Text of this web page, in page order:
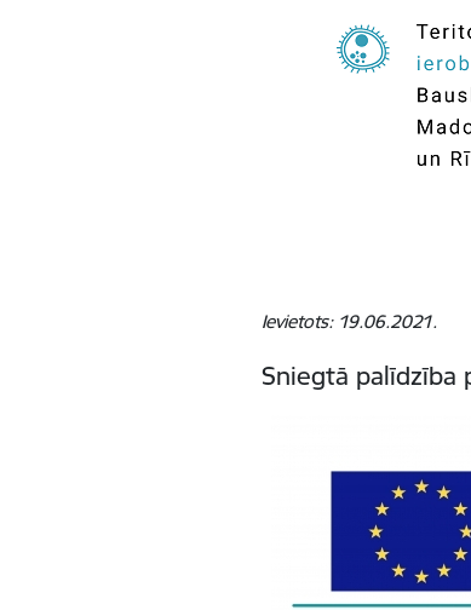
Ievietots: 19.06.2021.
Sniegtā palīdzība